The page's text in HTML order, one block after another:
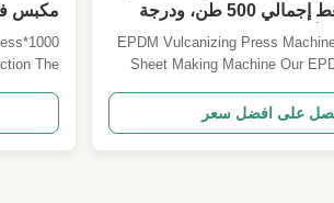
1500 مم، وضغط إجمالي 500 طن، ودرجة
EPDM Vulcanizing Press
Sheet Making Machine Our
line solution for manufacturing
sheets used in roofing, pond
automotive seals. This
على افضل سعر
ختم
The
precise